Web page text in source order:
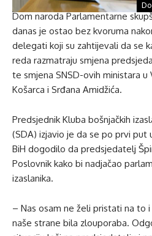
Dom naroda Parlamentarne
danas je ostao bez kvoruma
delegati koji su zahtijevali da se
reda razmatraju smjena
te smjena SNSD-ovih ministara u
Košarca i Srđana Amidžića.
Predsjednik Kluba bošnjačkih
(SDA) izjavio je da se po prvi put
BiH dogodilo da predsjedatelj
Poslovnik kako bi nadjačao
izaslanika.
– Nas osam ne želi pristati na to
naše strane bila zlouporaba.